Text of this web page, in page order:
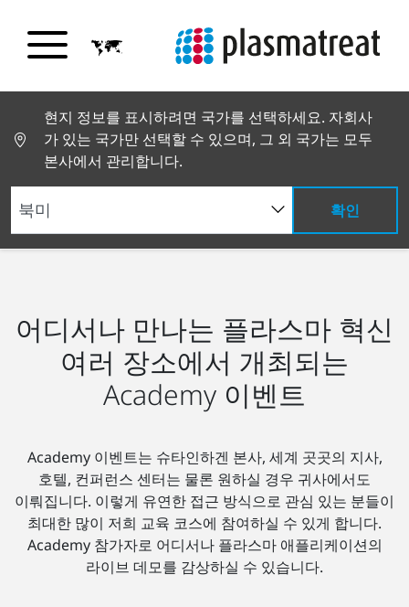
현지 정보를 표시하려면 국가를 선택하세요. 자회사
가 있는 국가만 선택할 수 있으며, 그 외 국가는 모두
본사에서 관리합니다.
확인
Plasmatreat 아카데미
시설 및 장비
어디서나 만나는 플라스마 혁신
여러 장소에서 개최되는
Academy 이벤트
Academy 이벤트는 슈타인하겐 본사, 세계 곳곳의 지사,
호텔, 컨퍼런스 센터는 물론 원하실 경우 귀사에서도
이뤄집니다. 이렇게 유연한 접근 방식으로 관심 있는 분들이
최대한 많이 저희 교육 코스에 참여하실 수 있게 합니다.
Academy 참가자로 어디서나 플라스마 애플리케이션의
라이브 데모를 감상하실 수 있습니다.